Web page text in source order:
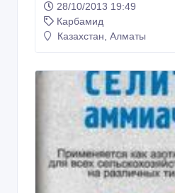
28/10/2013 19:49
Карбамид
Казахстан, Алматы